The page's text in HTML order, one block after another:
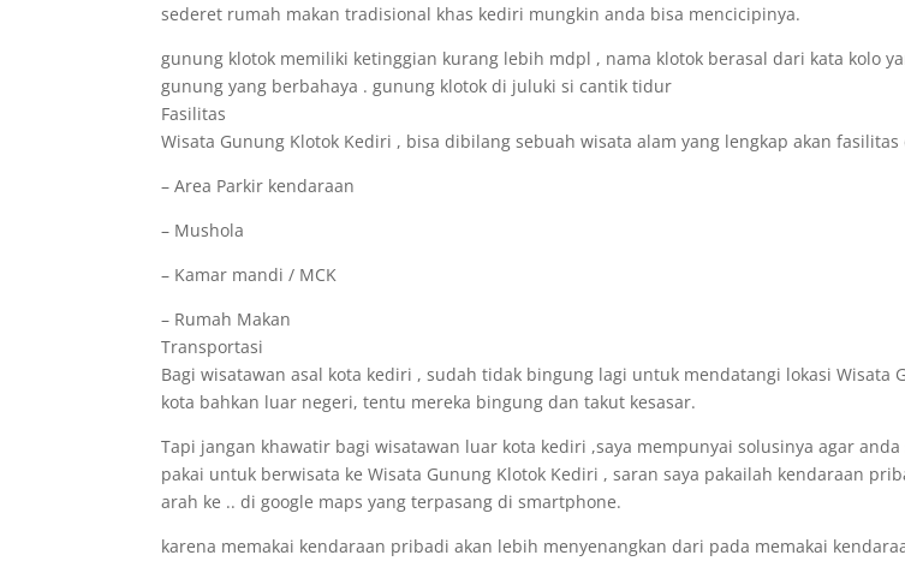
sederet rumah makan tradisional khas kediri mungkin anda bisa mencicipinya.
gunung klotok memiliki ketinggian kurang lebih mdpl , nama klotok berasal dari kata kolo
gunung yang berbahaya . gunung klotok di juluki si cantik tidur
Fasilitas
Wisata Gunung Klotok Kediri , bisa dibilang sebuah wisata alam yang lengkap akan
– Area Parkir kendaraan
– Mushola
– Kamar mandi / MCK
– Rumah Makan
Transportasi
Bagi wisatawan asal kota kediri , sudah tidak bingung lagi untuk mendatangi lokasi
kota bahkan luar negeri, tentu mereka bingung dan takut kesasar.
Tapi jangan khawatir bagi wisatawan luar kota kediri ,saya mempunyai solusinya agar
pakai untuk berwisata ke Wisata Gunung Klotok Kediri , saran saya pakailah kendaraan
arah ke .. di google maps yang terpasang di smartphone.
karena memakai kendaraan pribadi akan lebih menyenangkan dari pada memakai